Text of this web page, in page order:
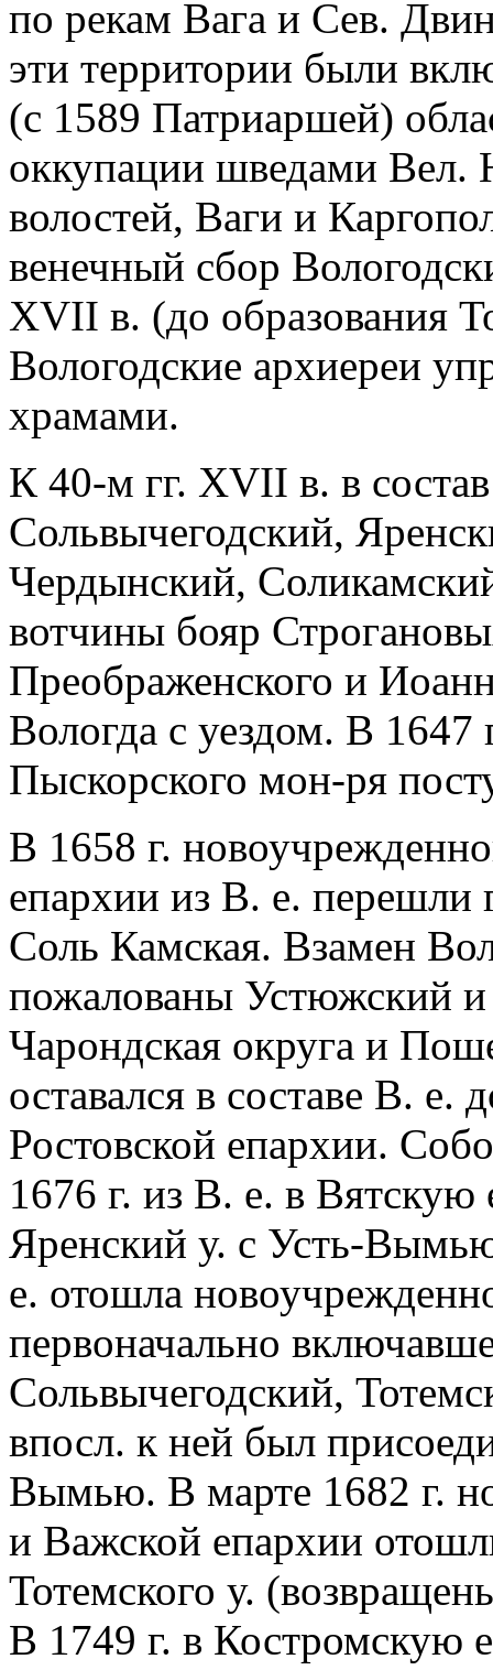
по рекам Вага и Сев.
эти территории были
(с 1589 Патриаршей)
оккупации шведами Вел.
волостей, Ваги и
венечный сбор
XVII в. (до образования
Вологодские архиереи
храмами.
К 40-м гг. XVII в. в
Сольвычегодский,
Чердынский,
вотчины бояр
Преображенского и
Вологда с уездом. В
Пыскорского мон-ря
В 1658 г.
епархии из В. е.
Соль Камская. Взамен
пожалованы Устюжский и
Чарондская округа и
оставался в составе В. е.
Ростовской епархии.
1676 г. из В. е. в
Яренский у. с Усть-
е. отошла
первоначально
Сольвычегодский,
впосл. к ней был
Вымью. В марте 1682 г.
и Важской епархии
Тотемского у.
В 1749 г. в Костромскую